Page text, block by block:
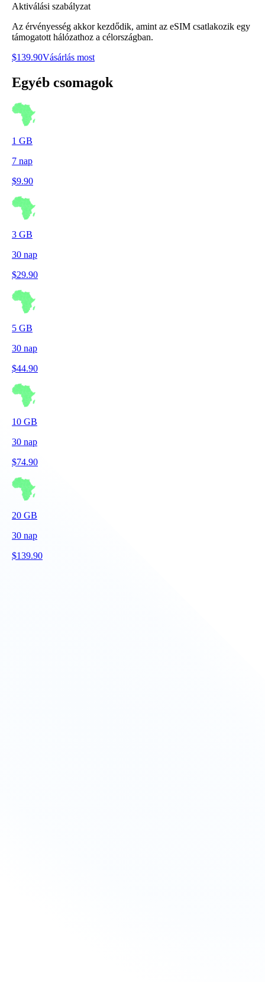
Aktiválási szabályzat
Az érvényesség akkor kezdődik, amint az eSIM csatlakozik egy
támogatott hálózathoz a célországban.
$139.90Vásárlás most
Egyéb csomagok
1 GB
7 nap
$9.90
3 GB
30 nap
$29.90
5 GB
30 nap
$44.90
10 GB
30 nap
$74.90
20 GB
30 nap
$139.90